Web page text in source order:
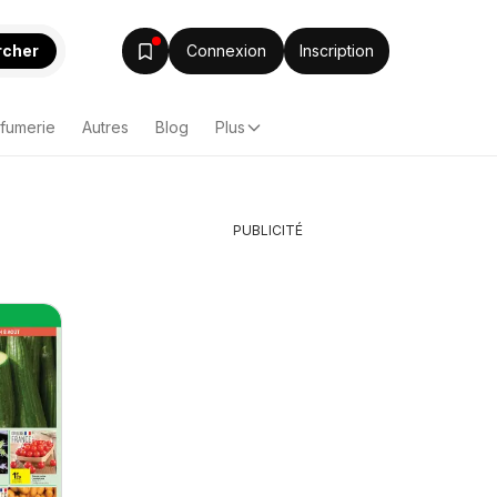
Connexion Inscription
Autres Blog Plus
PUBLICITÉ